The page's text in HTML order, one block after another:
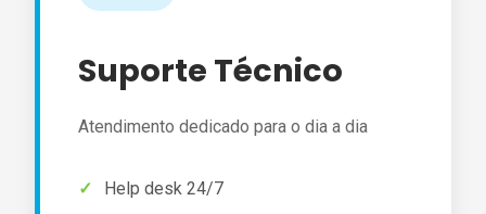
Suporte Técnico
Atendimento dedicado para o dia a dia
Help desk 24/7